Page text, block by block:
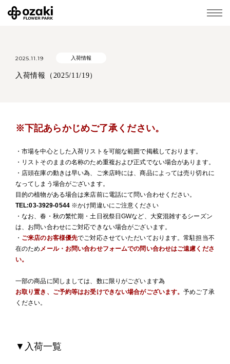
2025.11.19 入荷情報
入荷情報（2025/11/19）
※下記あらかじめご了承ください。
・市場を中心とした入荷リストを可能な範囲で掲載しております。
・リストそのままの名称のため重複および正式でない場合があります。
・店頭在庫の動きは早い為、ご来店時には、商品によっては売り切れに
なってしまう場合がございます。
目的の植物がある場合は来店前に電話にて問い合わせください。
TEL:03-3929-0544※かけ間違いにご注意ください
・なお、春・秋の繁忙期・土日祝祭日GWなど、大変混雑するシーズン
は、お問い合わせにご対応できない場合がございます。
・ ご来店のお客様優先でご対応させていただいております。常駐担当不
在のため メール・お問い合わせフォームでの問い合わせはご遠慮くださ
い。
一部の商品に関しましては、数に限りがございます為
お取り置き、ご予約等はお受けできない場合がございます。予めご了承
ください。
▼入荷一覧